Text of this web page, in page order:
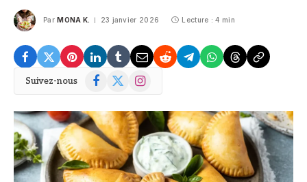
Par MONA K. 23 janvier 2026 Lecture : 4 min
Suivez-nous Facebook
X
Instagram